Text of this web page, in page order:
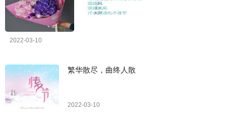
2022-03-10
繁华散尽，曲终人散
2022-03-10